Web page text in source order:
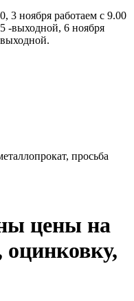
3 ноября работаем с 9.00
-выходной, 6 ноября
просьба
цены на